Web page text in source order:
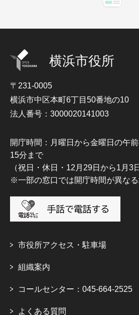
横浜市役所
〒231-0005
横浜市中区本町6丁目50番地の10
法人番号：3000020141003
開庁時間：月曜日から金曜日の午
15分まで
（祝日・休日・12月29日から1月3
※一部の窓口では開庁時間が異な
市役所アクセス・駐車場
組織案内
コールセンター：045-664-2525
よくある質問